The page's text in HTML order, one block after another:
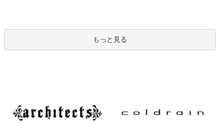
もっと見る